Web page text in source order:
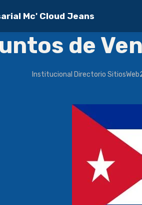
Mc' Cloud Jeans
de